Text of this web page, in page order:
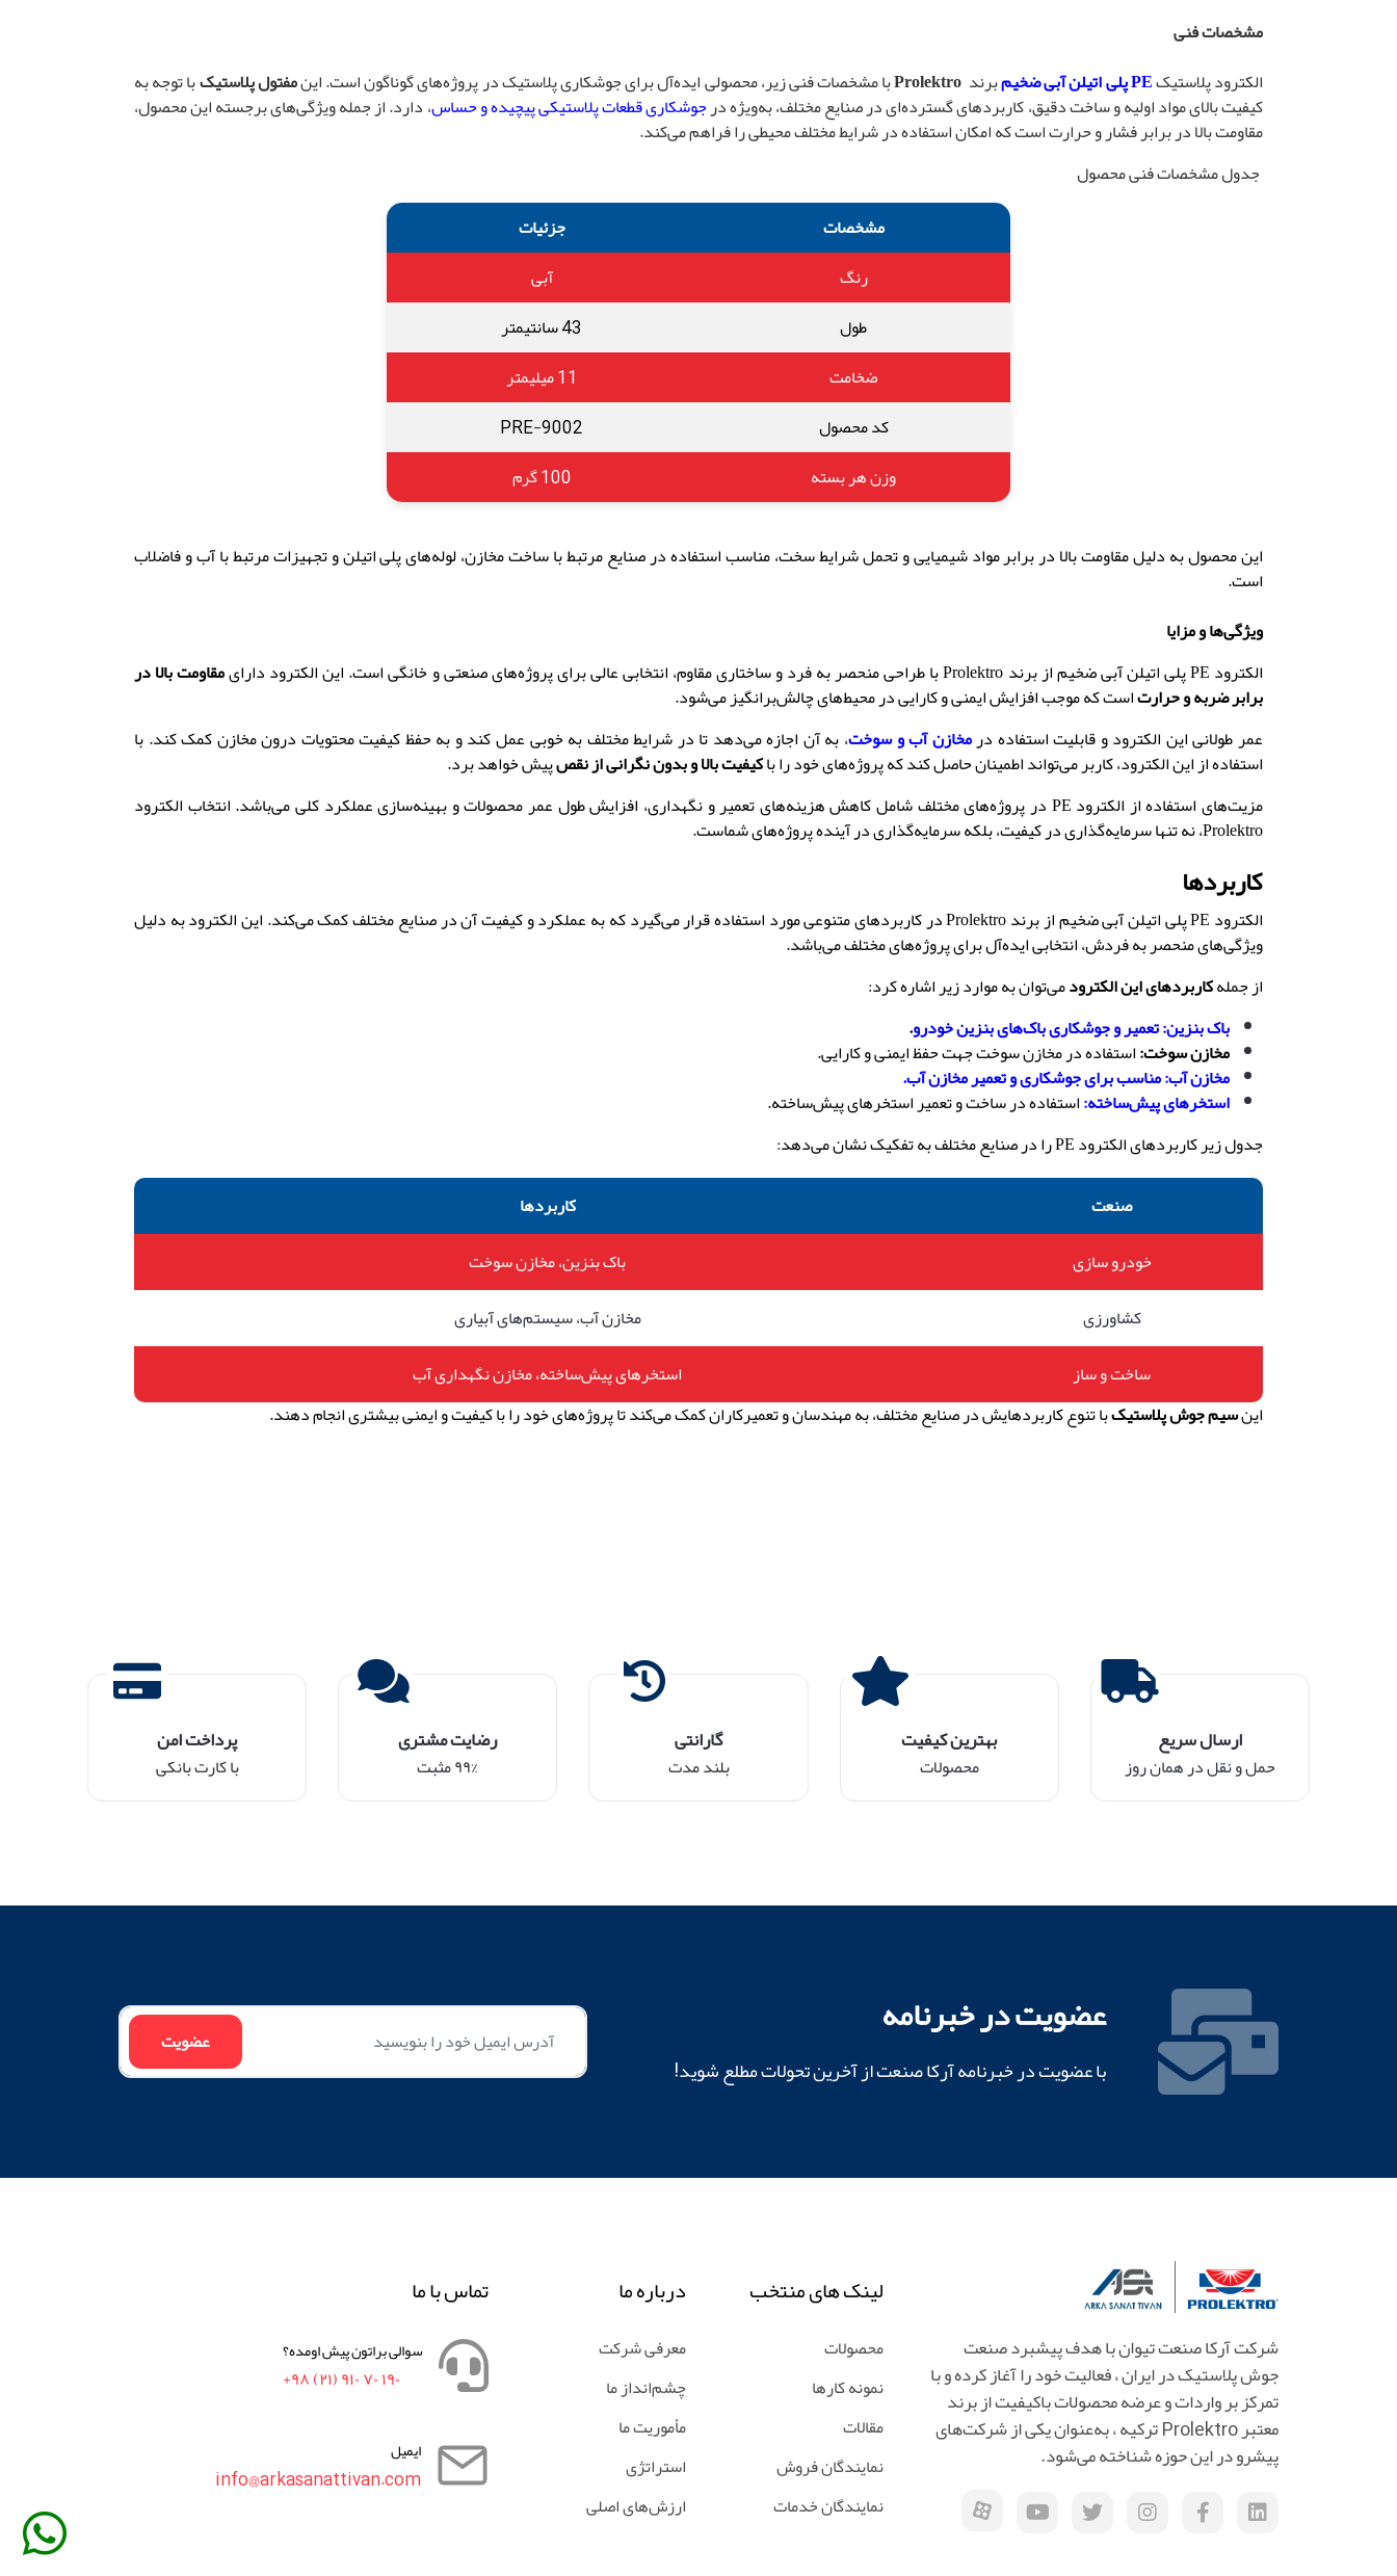
مشخصات فنی
الکترود پلاستیکPE پلی اتیلن آبی ضخیم برند Prolektroبا مشخصات فنی زیر، محصولی ایده‌آل برای جوشکاری پلاستیک در پروژه‌های گوناگون است. اینمفتول پلاستیکبا توجه به
کیفیت بالای مواد اولیه و ساخت دقیق، کاربردهای گسترده‌ای در صنایع مختلف، به‌ویژه درجوشکاریقطعات پلاستیکیپیچیده و حساس، دارد. از جمله ویژگی‌های برجسته این محصول،
مقاومت بالا در برابر فشار و حرارت است که امکان استفاده در شرایط مختلف محیطی را فراهم می‌کند.
جدول مشخصات فنی محصول
مشخصات
جزئیات
رنگ
آبی
طول
43 سانتیمتر
ضخامت
11 میلیمتر
کد محصول
PRE-9002
وزن هر بسته
100 گرم
این محصول به دلیل مقاومت بالا در برابر مواد شیمیایی و تحمل شرایط سخت، مناسب استفاده در صنایع مرتبط با ساخت مخازن، لوله‌های پلی اتیلن و تجهیزات مرتبط با آب و فاضلاب
است.
ویژگی‌ها و مزایا
الکترود PE پلی اتیلن آبی ضخیم از برند Prolektro با طراحی منحصر به فرد و ساختاری مقاوم، انتخابی عالی برای پروژه‌های صنعتی و خانگی است. این الکترود دارای
مقاومت بالا در
برابر ضربه و حرارتاست که موجب افزایش ایمنی و کارایی در محیط‌های چالش‌برانگیز می‌شود.
عمر طولانی این الکترود و قابلیت استفاده درمخازن آب و سوخت، به آن اجازه می‌دهد تا در شرایط مختلف به خوبی عمل کند و به حفظ کیفیت محتویات درون مخازن کمک کند. با
استفاده از این الکترود، کاربر می‌تواند اطمینان حاصل کند که پروژه‌های خود را باکیفیت بالا و بدون نگرانی از نقصپیش خواهد برد.
مزیت‌های استفاده از الکترود PE در پروژه‌های مختلف شامل کاهش هزینه‌های تعمیر و نگهداری، افزایش طول عمر محصولات و بهینه‌سازی عملکرد کلی می‌باشد. انتخاب الکترود
Prolektro، نه تنها سرمایه‌گذاری در کیفیت، بلکه سرمایه‌گذاری در آینده پروژه‌های شماست.
کاربردها
الکترود PE پلی اتیلن آبی ضخیم از برند Prolektro در کاربردهای متنوعی مورد استفاده قرار می‌گیرد که به عملکرد و کیفیت آن در صنایع مختلف کمک می‌کند. این الکترود به دلیل
ویژگی‌های منحصر به فردش، انتخابی ایده‌آل برای پروژه‌های مختلف می‌باشد.
از جملهکاربردهای این الکترودمی‌توان به موارد زیر اشاره کرد:
باک بنزین: تعمیر و جوشکاری باک‌های بنزین خودرو.
مخازن سوخت:استفاده در مخازن سوخت جهت حفظ ایمنی و کارایی.
مخازن آب: مناسب برای جوشکاری و تعمیر مخازن آب.
استخرهای پیش‌ساخته:استفاده در ساخت و تعمیر استخرهای پیش‌ساخته.
جدول زیر کاربردهای الکترود PE را در صنایع مختلف به تفکیک نشان می‌دهد:
صنعت
کاربردها
خودرو سازی
باک بنزین، مخازن سوخت
کشاورزی
مخازن آب، سیستم‌های آبیاری
ساخت و ساز
استخرهای پیش‌ساخته، مخازن نگهداری آب
اینسیم جوش پلاستیکبا تنوع کاربردهایش در صنایع مختلف،به مهندسان و تعمیرکاران کمک می‌کند تا پروژه‌های خود را با کیفیت و ایمنی بیشتری انجام دهند.
ارسال سریع
حمل و نقل در همان روز
بهترین کیفیت
محصولات
گارانتی
بلند مدت
رضایت مشتری
۹۹% مثبت
پرداخت امن
با کارت بانکی
عضویت در خبرنامه
با عضویت در خبرنامه آرکا صنعت از آخرین تحولات مطلع شوید!
شرکت آرکا صنعت تیوان با هدف پیشبرد صنعت
جوش پلاستیک در ایران ، فعالیت خود را آغاز کرده و با
تمرکز بر واردات و عرضه محصولات باکیفیت از برند
معتبر Prolektro ترکیه ، به‌عنوان یکی از شرکت‌های
پیشرو در این حوزه شناخته می‌شود.
لینک های منتخب
محصولات
نمونه کارها
مقالات
نمایندگان فروش
نمایندگان خدمات
درباره ما
معرفی شرکت
چشم‌انداز ما
مأموریت ما
استراتژی
ارزش‌های اصلی
تماس با ما
سوالی براتون پیش اومده؟
+۹۸ (۲۱) ۹۱۰ ۷۰ ۱۹۰
ایمیل
info@arkasanattivan.com